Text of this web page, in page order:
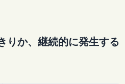
りか、継続的に発生する